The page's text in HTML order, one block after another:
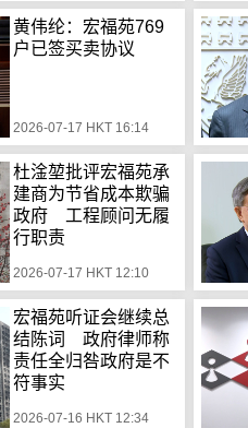
黄伟纶：宏福苑769
户已签买卖协议
2026-07-17 HKT 16:14
杜淦堃批评宏福苑承
建商为节省成本欺骗
政府 工程顾问无履
行职责
2026-07-17 HKT 12:10
宏福苑听证会继续总
结陈词 政府律师称
责任全归咎政府是不
符事实
2026-07-16 HKT 12:34